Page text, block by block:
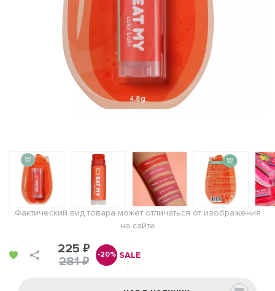
Фактический вид товара может отличаться от изображения
на сайте
225 ₽
281 ₽
-20% SALE